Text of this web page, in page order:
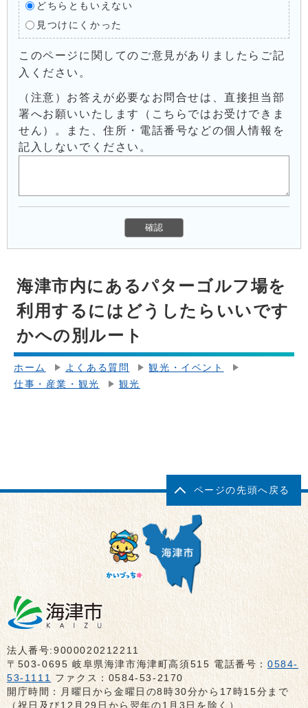
どちらともいえない
見つけにくかった
このページに関してのご意見がありましたらご記
入ください。
（注意）お答えが必要なお問合せは、直接担当部
署へお願いいたします（こちらではお受けできま
せん）。また、住所・電話番号などの個人情報を
記入しないでください。
海津市内にあるパターゴルフ場を
利用するにはどうしたらいいです
かへの別ルート
ホーム よくある質問
観光・イベント
仕事・産業・観光
観光
ページの先頭へ戻る
法人番号:9000020212211
〒503-0695 岐阜県海津市海津町高須515 電話番号：0584-
53-1111 ファクス：0584-53-2170
開庁時間：月曜日から金曜日の8時30分から17時15分まで
（祝日及び12月29日から翌年の1月3日を除く）、